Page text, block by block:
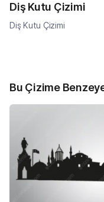
Diş Kutu Çizimi
Diş Kutu Çizimi
Bu Çizime